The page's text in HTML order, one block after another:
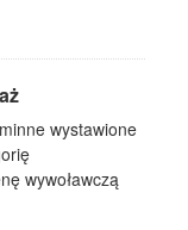
wystawione
wywoławczą